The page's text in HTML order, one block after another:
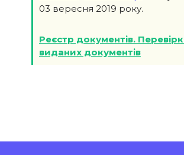
03 вересня 2019 року.
Реєстр документів.
виданих документів